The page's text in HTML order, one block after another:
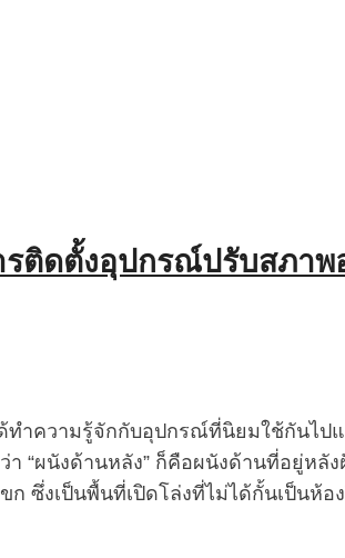
ติดตั้งอุปกรณ์ปรับสภา
ำความรู้จักกับอุปกรณ์ที่นิยมใช้กันไป
“ผนังด้านหลัง” ก็คือผนังด้านที่อยู่หลั
ซึ่งเป็นพื้นที่เปิดโล่งที่ไม่ได้กั้นเป็นห้